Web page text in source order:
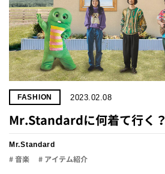
FASHION 2023.02.08
Mr.Standardに何着て行く？
Mr.Standard
# 音楽 # アイテム紹介